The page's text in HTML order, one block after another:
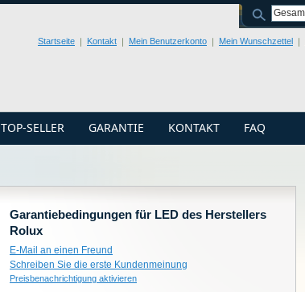
Startseite Kontakt Mein Benutzerkonto Mein Wunschzettel
TOP-SELLER GARANTIE KONTAKT FAQ
Garantiebedingungen für LED des Herstellers
Rolux
E-Mail an einen Freund
Schreiben Sie die erste Kundenmeinung
Preisbenachrichtigung aktivieren